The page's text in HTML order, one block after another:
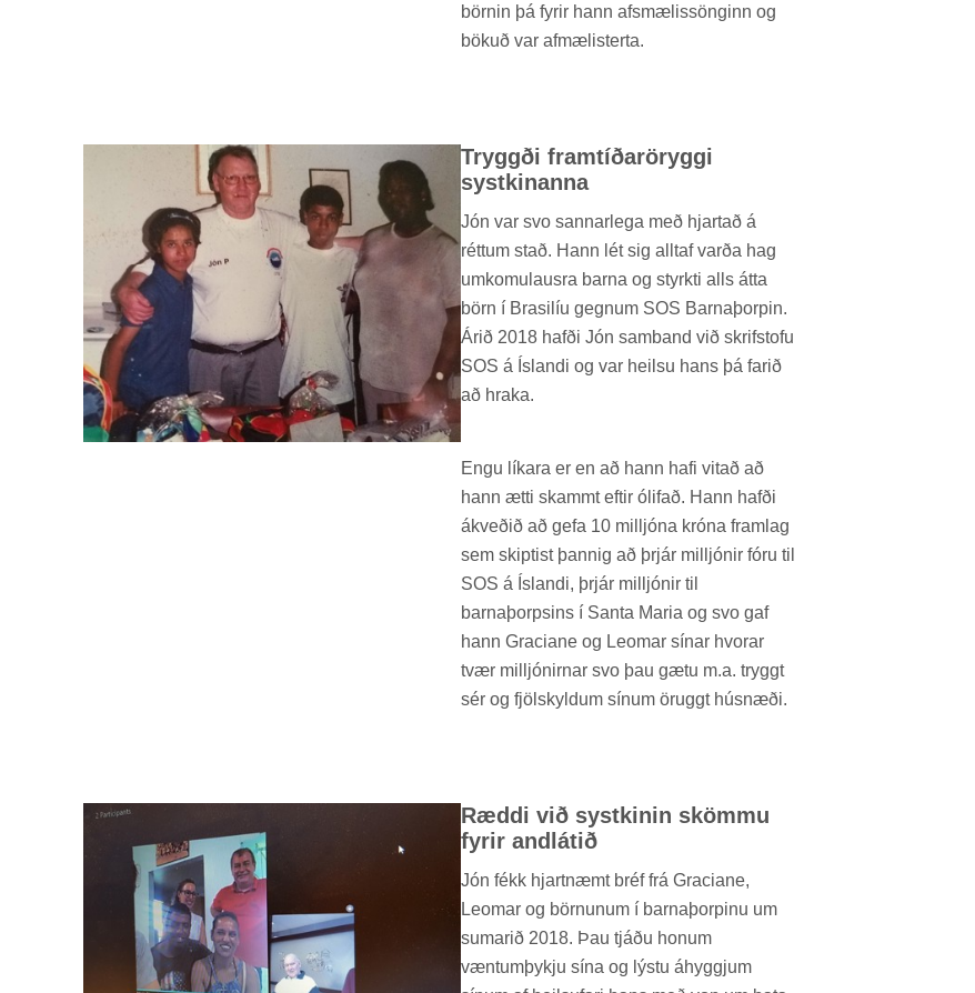
börn­in þá fyr­ir hann af­smæl­is­söng­inn og
bök­uð var af­mælisterta.
Tryggði fram­tíðarör­yggi
systkin­anna
Jón var svo sann­ar­lega með hjart­að á
rétt­um stað. Hann lét sig alltaf varða hag
um­komu­lausra barna og styrkti alls átta
börn í Bras­il­íu gegn­um SOS Barna­þorp­in.
Árið 2018 hafði Jón sam­band við skrif­stofu
SOS á Ís­landi og var heilsu hans þá far­ið
að hraka.
Engu lík­ara er en að hann hafi vit­að að
hann ætti skammt eft­ir ólif­að. Hann hafði
ákveð­ið að gefa 10 millj­óna króna fram­lag
sem skipt­ist þannig að þrjár millj­ón­ir fóru til
SOS á Ís­landi, þrjár millj­ón­ir til
barna­þorps­ins í Santa Maria og svo gaf
hann Gracia­ne og Leom­ar sín­ar hvor­ar
tvær millj­ón­irn­ar svo þau gætu m.a. tryggt
sér og fjöl­skyld­um sín­um ör­uggt hús­næði.
Ræddi við systkin­in skömmu
fyr­ir and­lát­ið
Jón fékk hjart­næmt bréf frá Gracia­ne,
Leom­ar og börn­un­um í barna­þorp­inu um
sumar­ið 2018. Þau tjáðu hon­um
vænt­umþykju sína og lýstu áhyggj­um